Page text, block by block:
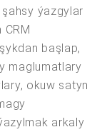
ýazgylar
başlap,
maglumatlary
okuw satyn
arkaly